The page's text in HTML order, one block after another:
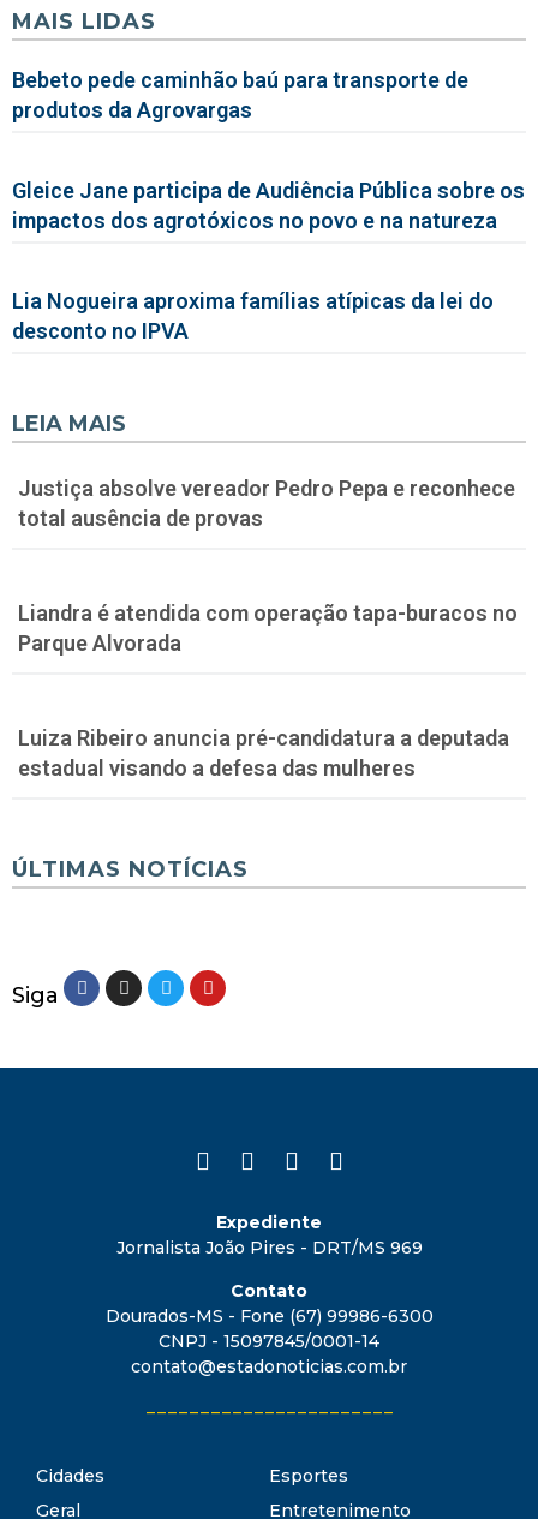
MAIS LIDAS
Bebeto pede caminhão baú para transporte de
produtos da Agrovargas
Gleice Jane participa de Audiência Pública sobre os
impactos dos agrotóxicos no povo e na natureza
Lia Nogueira aproxima famílias atípicas da lei do
desconto no IPVA
LEIA MAIS
Justiça absolve vereador Pedro Pepa e reconhece
total ausência de provas
Liandra é atendida com operação tapa-buracos no
Parque Alvorada
Luiza Ribeiro anuncia pré-candidatura a deputada
estadual visando a defesa das mulheres
ÚLTIMAS NOTÍCIAS
Siga
Expediente
Jornalista João Pires - DRT/MS 969
Contato
Dourados-MS - Fone (67) 99986-6300
CNPJ - 15097845/0001-14
contato@estadonoticias.com.br
Cidades
Geral
Esportes
Entretenimento